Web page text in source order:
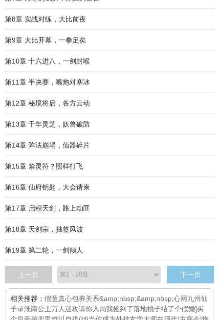
第8章 实战对练，大比前夜
第9章 大比开幕，一拳足矣
第10章 十六进八，一剑封喉
第11章 半决赛，嘴炮对寒冰
第12章 秘境将启，各方云动
第13章 千年灵芝，妖兽破防
第14章 阵法崩塌，仙器碎片
第15章 禁灵符？照样打飞
第16章 仙府钥匙，大会请柬
第17章 启程天剑，路上劫匪
第18章 天剑宗，抽签风波
第19章 第二轮，一剑倾人
上一页 下一页
相关推荐： 假意真心包养关系&amp;nbsp;&amp;nbsp;心网九州仙
子录淮南公主万人迷攻请你入局我捡到了落地桃子结了个假婚]买